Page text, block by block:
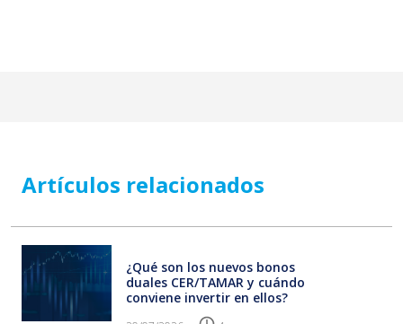
Artículos relacionados
¿Qué son los nuevos bonos
duales CER/TAMAR y cuándo
conviene invertir en ellos?